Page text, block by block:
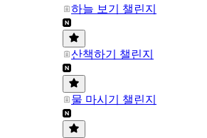
하늘 보기 챌린지
산책하기 챌린지
물 마시기 챌린지